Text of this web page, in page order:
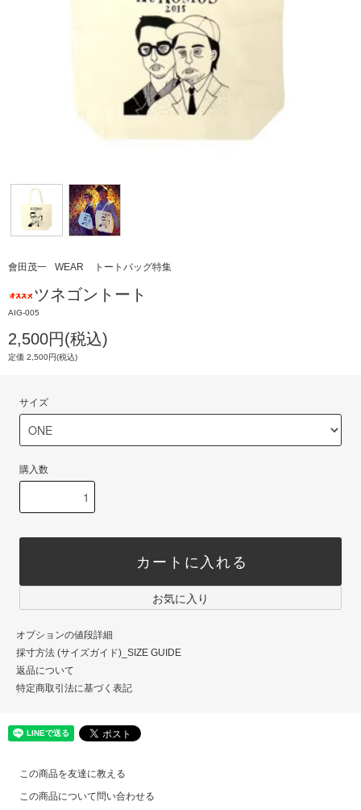
會田茂一 WEAR トートバッグ特集
ツネゴントート
AIG-005
2,500円(税込)
定価 2,500円(税込)
サイズ
購入数
カートに入れる
お気に入り
オプションの値段詳細
採寸方法 (サイズガイド)_SIZE GUIDE
返品について
特定商取引法に基づく表記
この商品を友達に教える
この商品について問い合わせる